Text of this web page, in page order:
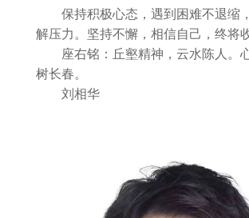
保持积极心态，遇到困难不退缩
解压力。坚持不懈，相信自己，终将
座右铭：丘壑精神，云水陈人。
树长春。
刘相华